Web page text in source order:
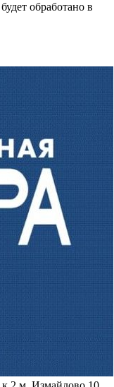
обработано в